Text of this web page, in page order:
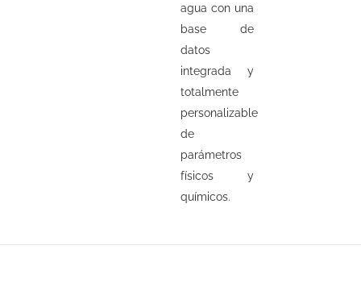
agua con una
base de
datos
integrada y
totalmente
personalizable
de
parámetros
físicos y
químicos.